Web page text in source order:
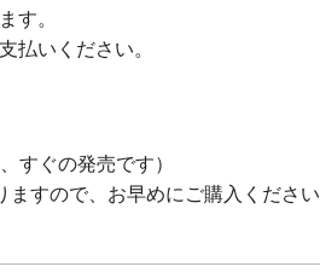
す。
払いください。
すぐの発売です）
ので、お早めにご購入ください